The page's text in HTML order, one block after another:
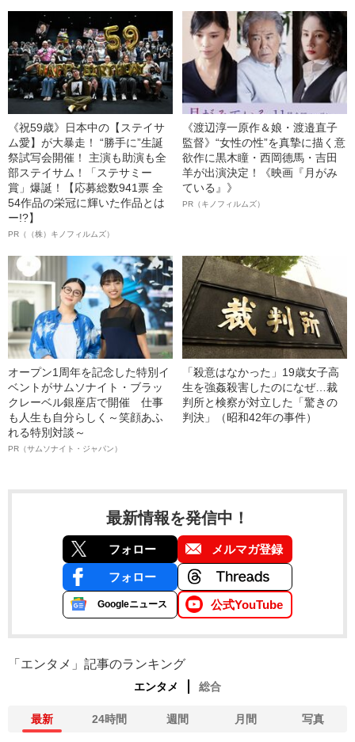
《祝59歳》日本中の【ステイサ
ム愛】が大暴走！ “勝手に”生誕
祭試写会開催！ 主演も助演も全
部ステイサム！「ステサミー
賞」爆誕！【応募総数941票 全
54作品の栄冠に輝いた作品とは
ー!?】
PR（（株）キノフィルムズ）
《渡辺淳一原作＆娘・渡邉直子
監督》“女性の性”を真摯に描く意
欲作に黒木瞳・西岡德馬・吉田
羊が出演決定！《映画『月がみ
ている』》
PR（キノフィルムズ）
オープン1周年を記念した特別イ
ベントがサムソナイト・ブラッ
クレーベル銀座店で開催 仕事
も人生も自分らしく～笑顔あふ
れる特別対談～
PR（サムソナイト・ジャパン）
「殺意はなかった」19歳女子高
生を強姦殺害したのになぜ…裁
判所と検察が対立した「驚きの
判決」（昭和42年の事件）
最新情報を発信中！
フォロー メルマガ登録
フォロー
Googleニュース 公式YouTube
「エンタメ」記事のランキング
エンタメ 総合
最新 24時間 週間 月間 写真